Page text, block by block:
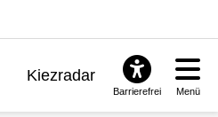
Kiezradar
Barrierefrei Menü